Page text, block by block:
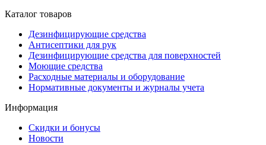
Каталог товаров
Дезинфицирующие средства
Антисептики для рук
Дезинфицирующие средства для поверхностей
Моющие средства
Расходные материалы и оборудование
Нормативные документы и журналы учета
Информация
Скидки и бонусы
Новости